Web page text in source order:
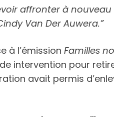
affronter à
Van Der Auwera.”
à l’émission Familles
intervention pour
avait permis